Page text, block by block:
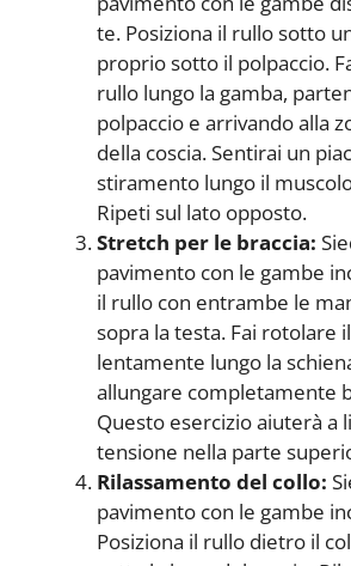
te. Posiziona il rullo sotto
proprio sotto il polpaccio.
rullo lungo la gamba,
polpaccio e arrivando alla
della coscia. Sentirai un
stiramento lungo il
Ripeti sul lato opposto.
Stretch per le braccia:
pavimento con le gambe
il rullo con entrambe le
sopra la testa. Fai rotolare
lentamente lungo la
allungare completamente
Questo esercizio aiuterà a
tensione nella parte
Rilassamento del collo:
pavimento con le gambe
Posiziona il rullo dietro il